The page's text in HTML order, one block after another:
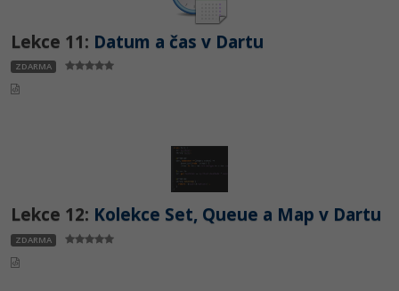
Lekce 11: Datum a čas v Dartu
ZDARMA
Lekce 12: Kolekce Set, Queue a Map v Dartu
ZDARMA